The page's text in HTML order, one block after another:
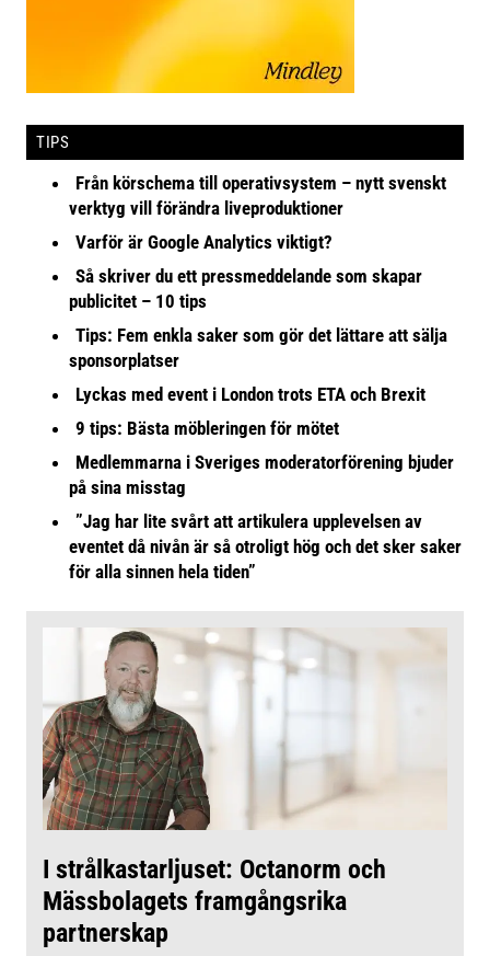
TIPS
Från körschema till operativsystem – nytt svenskt
verktyg vill förändra liveproduktioner
Varför är Google Analytics viktigt?
Så skriver du ett pressmeddelande som skapar
publicitet – 10 tips
Tips: Fem enkla saker som gör det lättare att sälja
sponsorplatser
Lyckas med event i London trots ETA och Brexit
9 tips: Bästa möbleringen för mötet
Medlemmarna i Sveriges moderatorförening bjuder
på sina misstag
”Jag har lite svårt att artikulera upplevelsen av
eventet då nivån är så otroligt hög och det sker saker
för alla sinnen hela tiden”
I strålkastarljuset: Octanorm och
Mässbolagets framgångsrika
partnerskap